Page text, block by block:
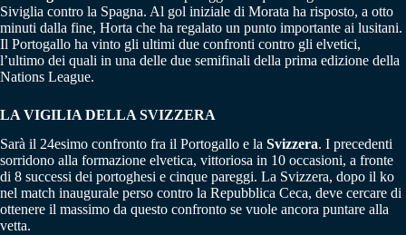
Siviglia contro la Spagna. Al gol iniziale di Morata ha risposto, a otto
minuti dalla fine, Horta che ha regalato un punto importante ai lusitani.
Il Portogallo ha vinto gli ultimi due confronti contro gli elvetici,
l’ultimo dei quali in una delle due semifinali della prima edizione della
Nations League.
LA VIGILIA DELLA SVIZZERA
Sarà il 24esimo confronto fra il Portogallo e la Svizzera. I precedenti
sorridono alla formazione elvetica, vittoriosa in 10 occasioni, a fronte
di 8 successi dei portoghesi e cinque pareggi. La Svizzera, dopo il ko
nel match inaugurale perso contro la Repubblica Ceca, deve cercare di
ottenere il massimo da questo confronto se vuole ancora puntare alla
vetta.